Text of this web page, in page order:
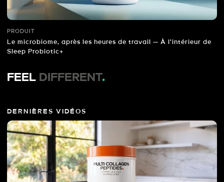
PRODUIT
Le microbiome, après les heures de travail — À l'intérieur de
Sleep Probiotic+
FEEL DIFFERENT .
DERNIÈRES VIDÉOS